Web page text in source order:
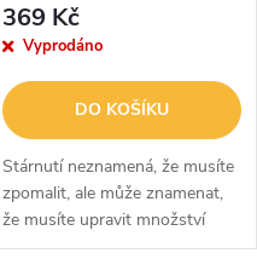
369 Kč
Vyprodáno
DO KOŠÍKU
Stárnutí neznamená, že musíte
zpomalit, ale může znamenat,
že musíte upravit množství
živin tak, aby odpovídalo